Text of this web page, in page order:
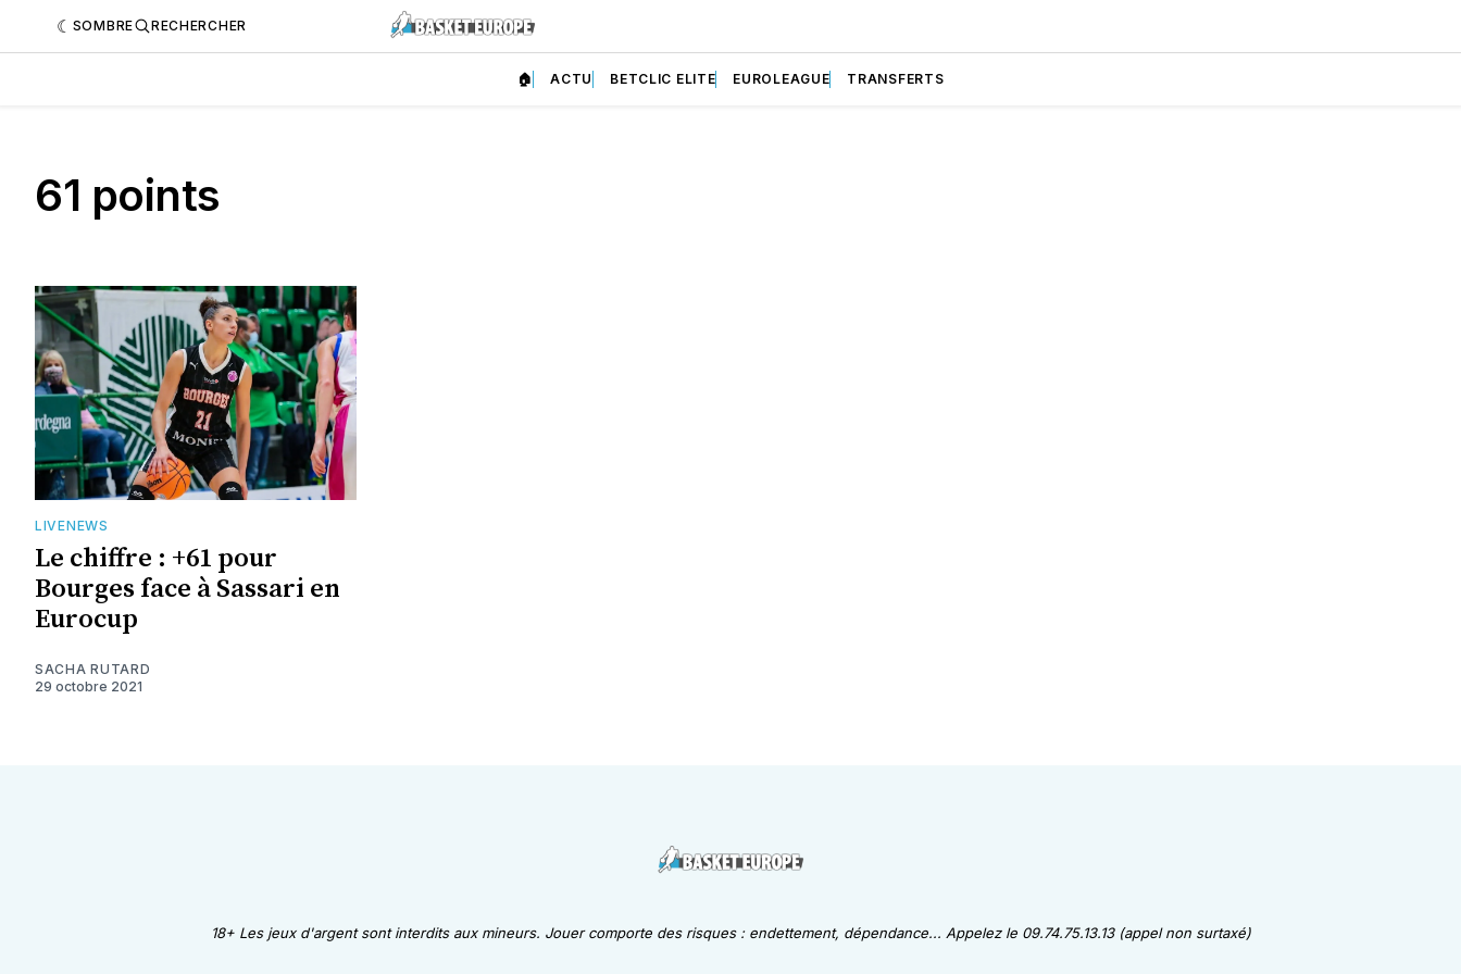
SOMBRE RECHERCHER
🏠 ACTU BETCLIC ELITE EUROLEAGUE TRANSFERTS
61 points
LIVENEWS
Le chiffre : +61 pour
Bourges face à Sassari en
Eurocup
SACHA RUTARD
29 octobre 2021
18+ Les jeux d'argent sont interdits aux mineurs. Jouer comporte des risques : endettement, dépendance... Appelez le 09.74.75.13.13 (appel non surtaxé)